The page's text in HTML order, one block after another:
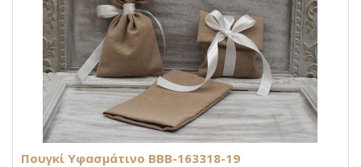
Πουγκί Υφασμάτινο BBB-163318-19